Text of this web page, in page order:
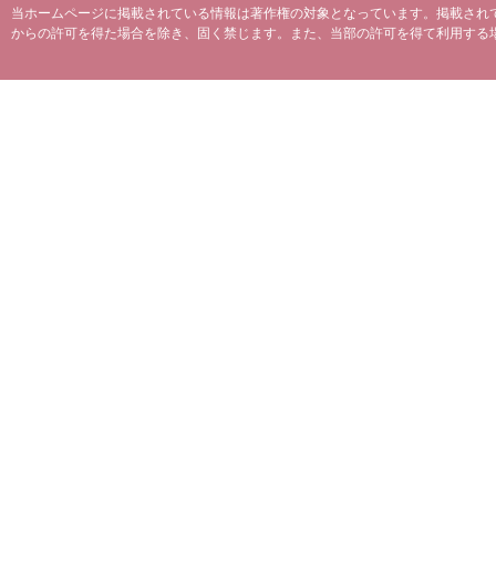
当ホームページに掲載されている情報は著作権の対象となっています。掲載さ
からの許可を得た場合を除き、固く禁じます。また、当部の許可を得て利用す